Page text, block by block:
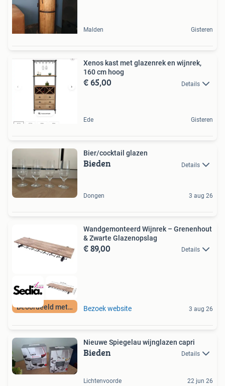
Malden Gisteren
Xenos kast met glazenrek en wijnrek,
160 cm hoog
€ 65,00 Details
Ede Gisteren
Bier/cocktail glazen
Bieden Details
Dongen 3 aug 26
Beoordeeld met 9+
Wandgemonteerd Wijnrek – Grenenhout
& Zwarte Glazenopslag
€ 89,00 Details
Bezoek website 3 aug 26
Nieuwe Spiegelau wijnglazen capri
Bieden Details
Lichtenvoorde 22 jun 26